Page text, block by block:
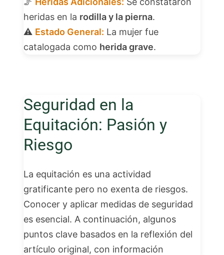
heridas en la rodilla y la pierna.
⚠️ Estado General: La mujer fue
catalogada como herida grave.
Seguridad en la
Equitación: Pasión y
Riesgo
La equitación es una actividad
gratificante pero no exenta de riesgos.
Conocer y aplicar medidas de seguridad
es esencial. A continuación, algunos
puntos clave basados en la reflexión del
artículo original, con información